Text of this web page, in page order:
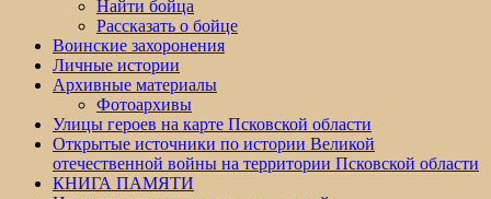
Найти бойца
Рассказать о бойце
Воинские захоронения
Личные истории
Архивные материалы
Фотоархивы
Улицы героев на карте Псковской области
Открытые источники по истории Великой
отечественной войны на территории Псковской области
КНИГА ПАМЯТИ